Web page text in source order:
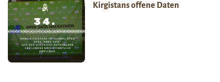
Kirgistans offene Daten